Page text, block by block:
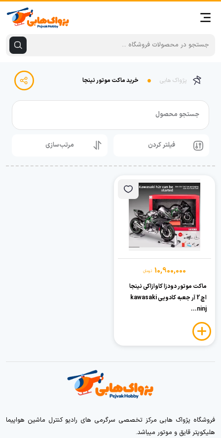
پژواک هابی خرید ماکت موتور نینجا
جستجو محصول
فیلتر کردن مرتب‌سازی
10,900,000 تومان
ماکت موتور دودزا کاوازاکی نینجا
اچ 2 آر جعبه کادویی kawasaki
ninj...
فروشگاه پژواک هابی مرکز تخصصی سرگرمی های رادیو کنترل ماشین هواپیما
هلیکوپتر قایق و موتور میباشد.